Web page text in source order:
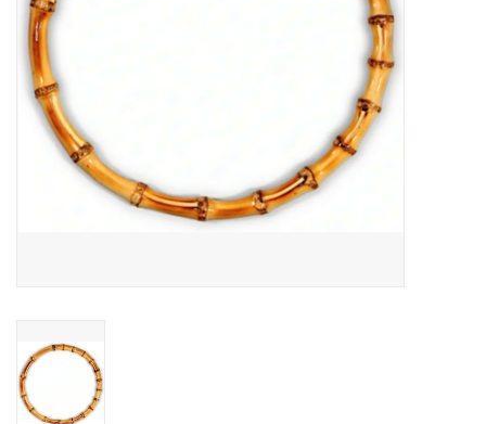
Breien en haken
Handwerk
Workshop
Cadeaubonnen
Guy's blog